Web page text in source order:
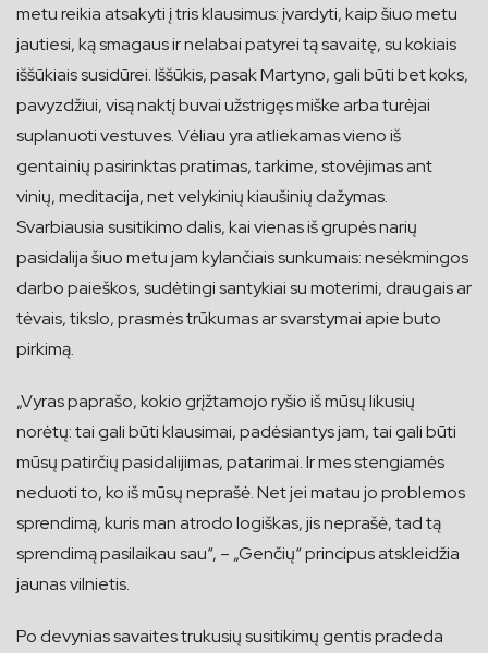
metu reikia atsakyti į tris klausimus: įvardyti, kaip šiuo metu
jautiesi, ką smagaus ir nelabai patyrei tą savaitę, su kokiais
iššūkiais susidūrei. Iššūkis, pasak Martyno, gali būti bet koks,
pavyzdžiui, visą naktį buvai užstrigęs miške arba turėjai
suplanuoti vestuves. Vėliau yra atliekamas vieno iš
gentainių pasirinktas pratimas, tarkime, stovėjimas ant
vinių, meditacija, net velykinių kiaušinių dažymas.
Svarbiausia susitikimo dalis, kai vienas iš grupės narių
pasidalija šiuo metu jam kylančiais sunkumais: nesėkmingos
darbo paieškos, sudėtingi santykiai su moterimi, draugais ar
tėvais, tikslo, prasmės trūkumas ar svarstymai apie buto
pirkimą.
„Vyras paprašo, kokio grįžtamojo ryšio iš mūsų likusių
norėtų: tai gali būti klausimai, padėsiantys jam, tai gali būti
mūsų patirčių pasidalijimas, patarimai. Ir mes stengiamės
neduoti to, ko iš mūsų neprašė. Net jei matau jo problemos
sprendimą, kuris man atrodo logiškas, jis neprašė, tad tą
sprendimą pasilaikau sau“, – „Genčių“ principus atskleidžia
jaunas vilnietis.
Po devynias savaites trukusių susitikimų gentis pradeda